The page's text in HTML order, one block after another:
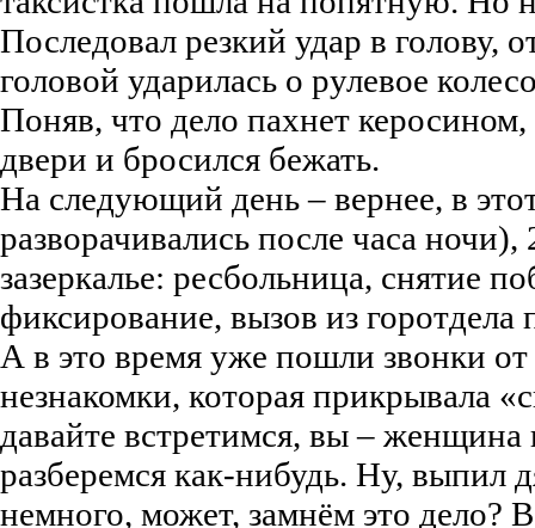
Последовал резкий удар в голову,
головой ударилась о рулевое
Поняв, что дело пахнет
двери и бросился бежать.
На следующий день – вернее, в
разворачивались после часа ночи),
зазеркалье: ресбольница, снятие
фиксирование, вызов из
А в это время уже пошли звонки
незнакомки, которая прикрывала
давайте встретимся, вы –
разберемся как-нибудь. Ну, выпил
немного, может, замнём это дело?